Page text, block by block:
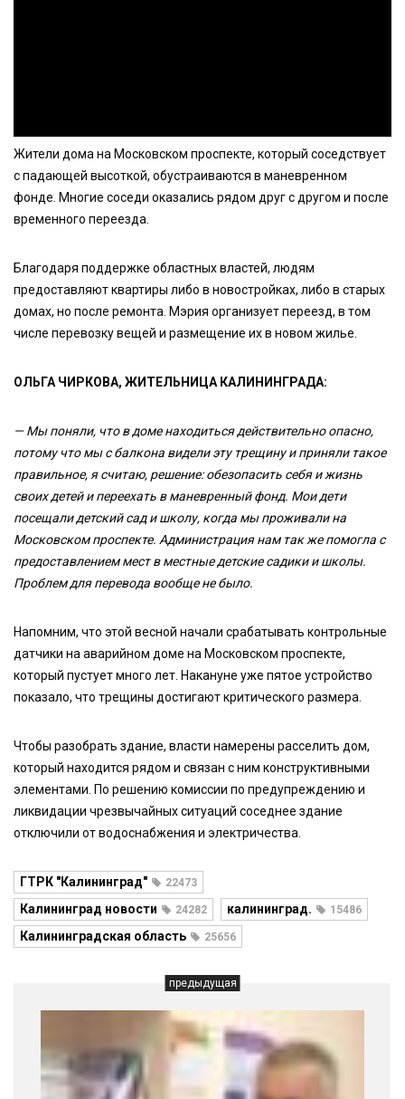
Жители дома на Московском проспекте, который соседствует
с падающей высоткой, обустраиваются в маневренном
фонде. Многие соседи оказались рядом друг с другом и после
временного переезда.
Благодаря поддержке областных властей, людям
предоставляют квартиры либо в новостройках, либо в старых
домах, но после ремонта. Мэрия организует переезд, в том
числе перевозку вещей и размещение их в новом жилье.
ОЛЬГА ЧИРКОВА, ЖИТЕЛЬНИЦА КАЛИНИНГРАДА:
— Мы поняли, что в доме находиться действительно опасно,
потому что мы с балкона видели эту трещину и приняли такое
правильное, я считаю, решение: обезопасить себя и жизнь
своих детей и переехать в маневренный фонд. Мои дети
посещали детский сад и школу, когда мы проживали на
Московском проспекте. Администрация нам так же помогла с
предоставлением мест в местные детские садики и школы.
Проблем для перевода вообще не было.
Напомним, что этой весной начали срабатывать контрольные
датчики на аварийном доме на Московском проспекте,
который пустует много лет. Накануне уже пятое устройство
показало, что трещины достигают критического размера.
Чтобы разобрать здание, власти намерены расселить дом,
который находится рядом и связан с ним конструктивными
элементами. По решению комиссии по предупреждению и
ликвидации чрезвычайных ситуаций соседнее здание
отключили от водоснабжения и электричества.
ГТРК "Калининград" 22473
Калининград новости 24282 калининград. 15486
Калининградская область 25656
предыдущая